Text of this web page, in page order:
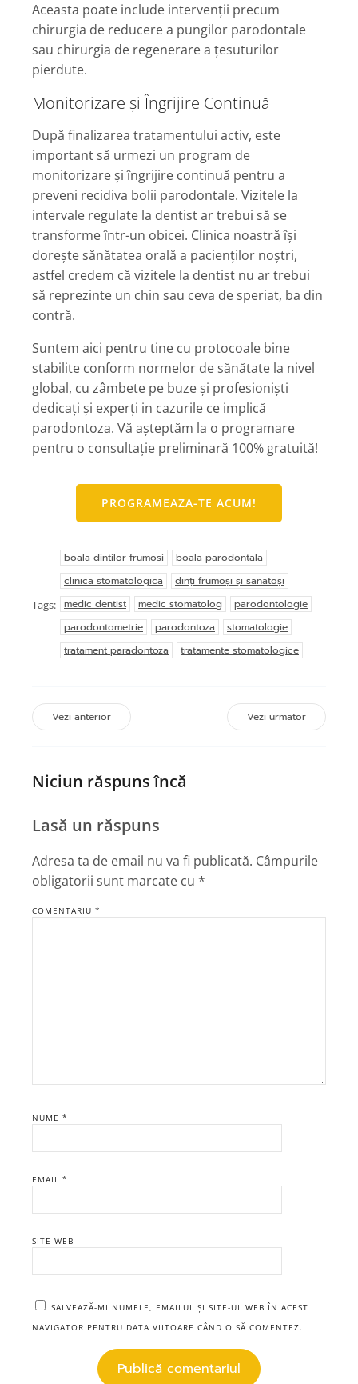
Aceasta poate include intervenții precum
chirurgia de reducere a pungilor parodontale
sau chirurgia de regenerare a țesuturilor
pierdute.
Monitorizare și Îngrijire Continuă
După finalizarea tratamentului activ, este
important să urmezi un program de
monitorizare și îngrijire continuă pentru a
preveni recidiva bolii parodontale. Vizitele la
intervale regulate la dentist ar trebui să se
transforme într-un obicei. Clinica noastră își
dorește sănătatea orală a pacienților noștri,
astfel credem că vizitele la dentist nu ar trebui
să reprezinte un chin sau ceva de speriat, ba din
contră.
Suntem aici pentru tine cu protocoale bine
stabilite conform normelor de sănătate la nivel
global, cu zâmbete pe buze și profesioniști
dedicați și experți in cazurile ce implică
parodontoza. Vă așteptăm la o programare
pentru o consultație preliminară 100% gratuită!
PROGRAMEAZA-TE ACUM!
Tags:
boala dintilor frumosi
boala parodontala
clinică stomatologică
dinți frumoși și sănătoși
medic dentist
medic stomatolog
parodontologie
parodontometrie
parodontoza
stomatologie
tratament paradontoza
tratamente stomatologice
Vezi anterior Vezi următor
Niciun răspuns încă
Lasă un răspuns
Adresa ta de email nu va fi publicată. Câmpurile
obligatorii sunt marcate cu *
COMENTARIU *
NUME *
EMAIL *
SITE WEB
SALVEAZĂ-MI NUMELE, EMAILUL ȘI SITE-UL WEB ÎN ACEST
NAVIGATOR PENTRU DATA VIITOARE CÂND O SĂ COMENTEZ.